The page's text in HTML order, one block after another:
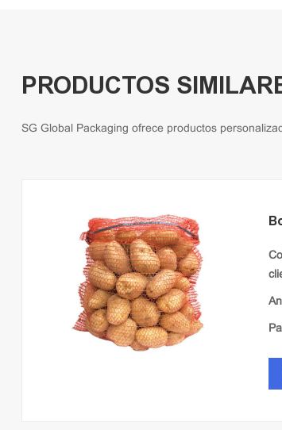
PRODUCTOS
SG Global Packaging ofrece productos